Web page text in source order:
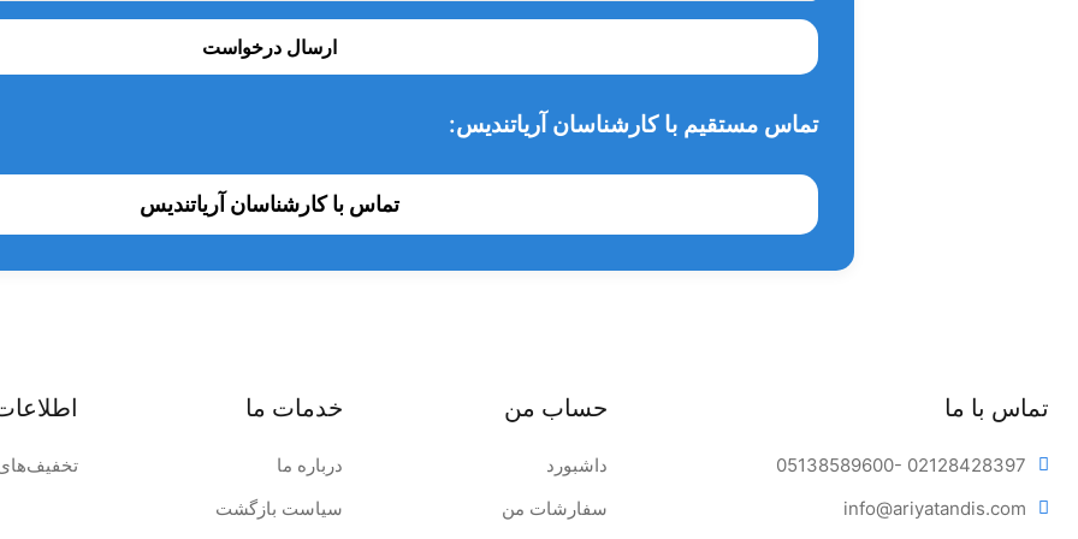
ارسال درخواست
تماس مستقیم با کارشناسان آریاتندیس:
تماس با کارشناسان آریاتندیس
تماس با ما
05138589600- 02128428397
info@ariyatandis.com
حساب من
داشبورد
سفارشات من
خدمات ما
درباره ما
سیاست بازگشت